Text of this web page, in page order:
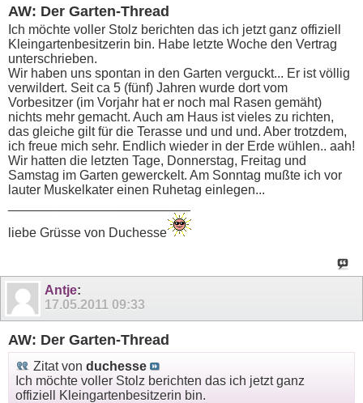
AW: Der Garten-Thread
Ich möchte voller Stolz berichten das ich jetzt ganz offiziell
Kleingartenbesitzerin bin. Habe letzte Woche den Vertrag
unterschrieben.
Wir haben uns spontan in den Garten verguckt... Er ist völlig
verwildert. Seit ca 5 (fünf) Jahren wurde dort vom
Vorbesitzer (im Vorjahr hat er noch mal Rasen gemäht)
nichts mehr gemacht. Auch am Haus ist vieles zu richten,
das gleiche gilt für die Terasse und und und. Aber trotzdem,
ich freue mich sehr. Endlich wieder in der Erde wühlen.. aah!
Wir hatten die letzten Tage, Donnerstag, Freitag und
Samstag im Garten gewerckelt. Am Sonntag mußte ich vor
lauter Muskelkater einen Ruhetag einlegen...
liebe Grüsse von Duchesse
Antje:
17.05.2011 09:33
AW: Der Garten-Thread
Zitat von duchesse
Ich möchte voller Stolz berichten das ich jetzt ganz
offiziell Kleingartenbesitzerin bin.